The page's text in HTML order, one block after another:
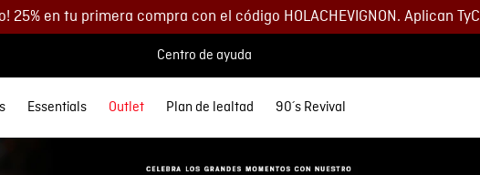
25% en tu primera compra con el código HOLACHEVIGNON. Aplican TyC
Centro de ayuda
Accesorios
Lo más nuevo
Polos
Lo más nuevo
Chaquetas
Buzos
Essentials Outlet Plan de lealtad 90´s Revival